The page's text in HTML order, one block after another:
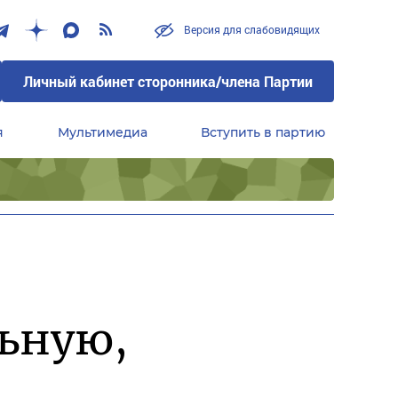
Версия для слабовидящих
Личный кабинет сторонника/члена Партии
Мультимедиа Вступить в партию